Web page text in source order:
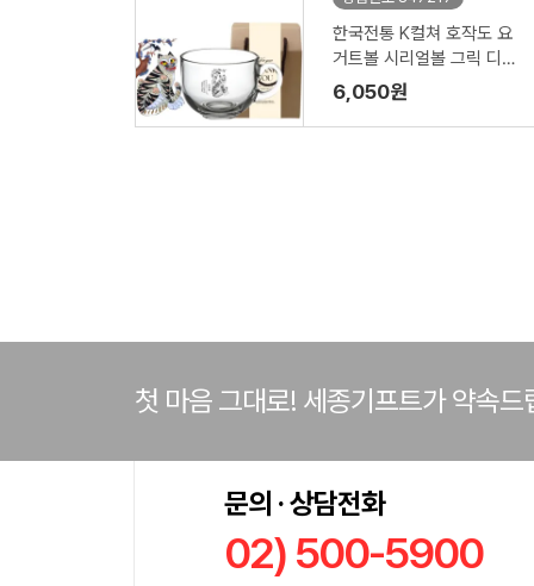
한국전통 K컬쳐 호작도 요
거트볼 시리얼볼 그릭 디저
트 머그컵 470ml 1P 기프
팅
6,050원
첫 마음 그대로! 세종기프트가 약속드
문의 · 상담전화
02) 500-5900